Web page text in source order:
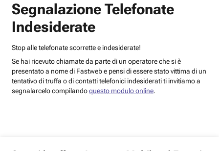
Segnalazione Telefonate
Indesiderate
Stop alle telefonate scorrette e indesiderate!
Se hai ricevuto chiamate da parte di un operatore che si è
presentato a nome di Fastweb e pensi di essere stato vittima di un
tentativo di truffa o di contatti telefonici indesiderati ti invitiamo a
segnalarcelo compilandoquesto modulo online.